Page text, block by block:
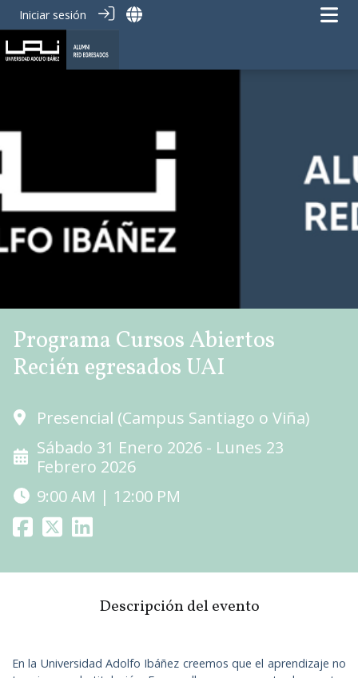
Iniciar sesión
Programa Cursos Abiertos
Recién egresados UAI
Presencial (Campus Santiago o Viña)
Sábado 31 Enero 2026 - Lunes 23
Febrero 2026
9:00 AM | 12:00 PM
Descripción del evento
En la Universidad Adolfo Ibáñez creemos que el aprendizaje no